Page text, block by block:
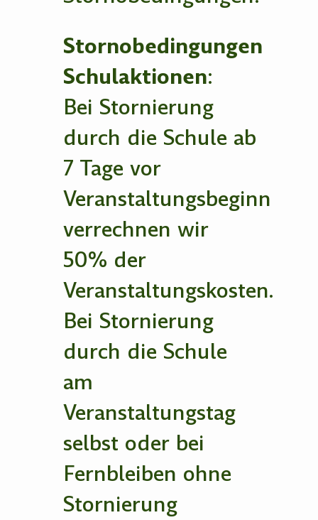
Stornobedingungen
Schulaktionen:
Bei Stornierung
durch die Schule ab
7 Tage vor
Veranstaltungsbeginn
verrechnen wir
50% der
Veranstaltungskosten.
Bei Stornierung
durch die Schule
am
Veranstaltungstag
selbst oder bei
Fernbleiben ohne
Stornierung